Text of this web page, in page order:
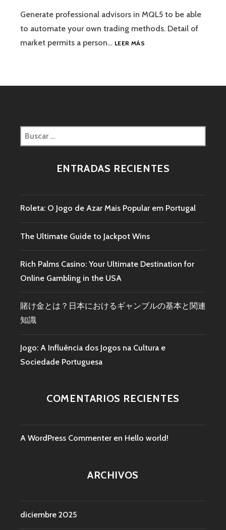
Generate professional advisors in MQL5 to be able
to automate your own trading methods. Detail of
market permits a person… LEER MÁS
ENTRADAS RECIENTES
Roleta: O Jogo de Azar Mais Popular em Portugal
The Ultimate Guide to Jackpot Wins
Rich Palms Casino: Your Ultimate Destination for
Online Gambling in the USA
賭け金とは？日本におけるギャンブルの基本と関連
知識
Jogo: A Influência dos Jogos na Cultura e
Sociedade Portuguesa
COMENTARIOS RECIENTES
A WordPress Commenter en Hello world!
ARCHIVOS
diciembre 2025